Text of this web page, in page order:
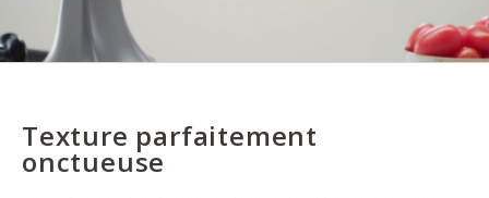
Texture parfaitement
onctueuse